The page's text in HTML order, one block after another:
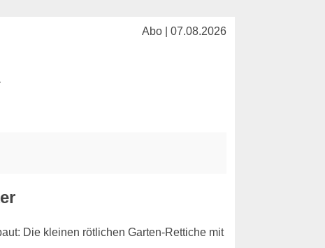
Abo | 07.08.2026
Die kleinen rötlichen Garten-Rettiche mit